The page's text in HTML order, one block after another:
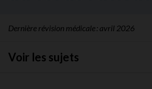
Dernière révision médicale : avril 2026
Voir les sujets